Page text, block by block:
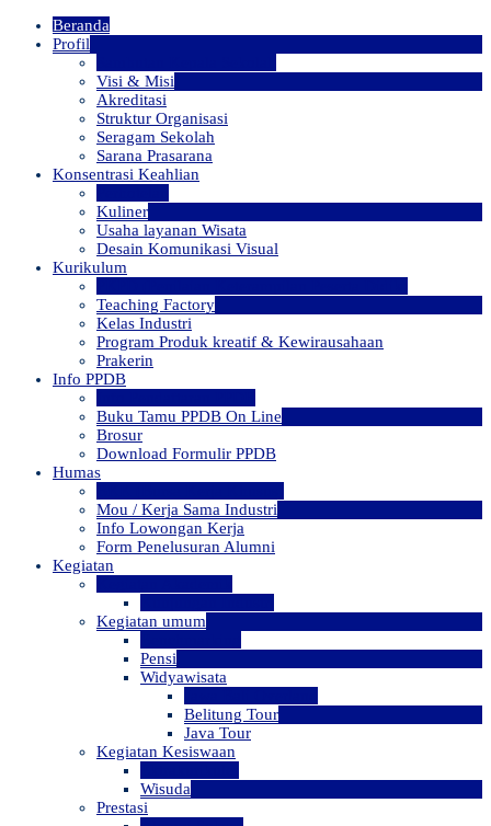
Beranda
Profil
Visi & Misi
Akreditasi
Struktur Organisasi
Seragam Sekolah
Sarana Prasarana
Konsentrasi Keahlian
Kuliner
Usaha layanan Wisata
Desain Komunikasi Visual
Kurikulum
Teaching Factory
Kelas Industri
Program Produk kreatif & Kewirausahaan
Prakerin
Info PPDB
Buku Tamu PPDB On Line
Brosur
Download Formulir PPDB
Humas
Mou / Kerja Sama Industri
Info Lowongan Kerja
Form Penelusuran Alumni
Kegiatan
Kegiatan umum
Pensi
Widyawisata
Belitung Tour
Java Tour
Kegiatan Kesiswaan
Wisuda
Prestasi